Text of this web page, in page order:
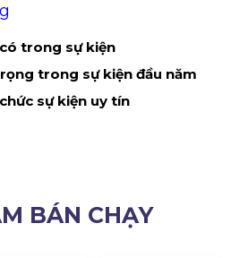
trong sự kiện
trong sự kiện đầu năm
sự kiện uy tín
BÁN CHẠY